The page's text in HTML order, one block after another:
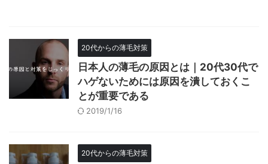
20代からの薄毛対策
日本人の薄毛の原因とは｜20代30代で
ハゲないためには原因を潰しておくこ
とが重要である
2019/1/16
20代からの薄毛対策